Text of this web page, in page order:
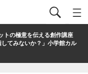
の極意を伝える創作講座
てみないか？」小学館カル